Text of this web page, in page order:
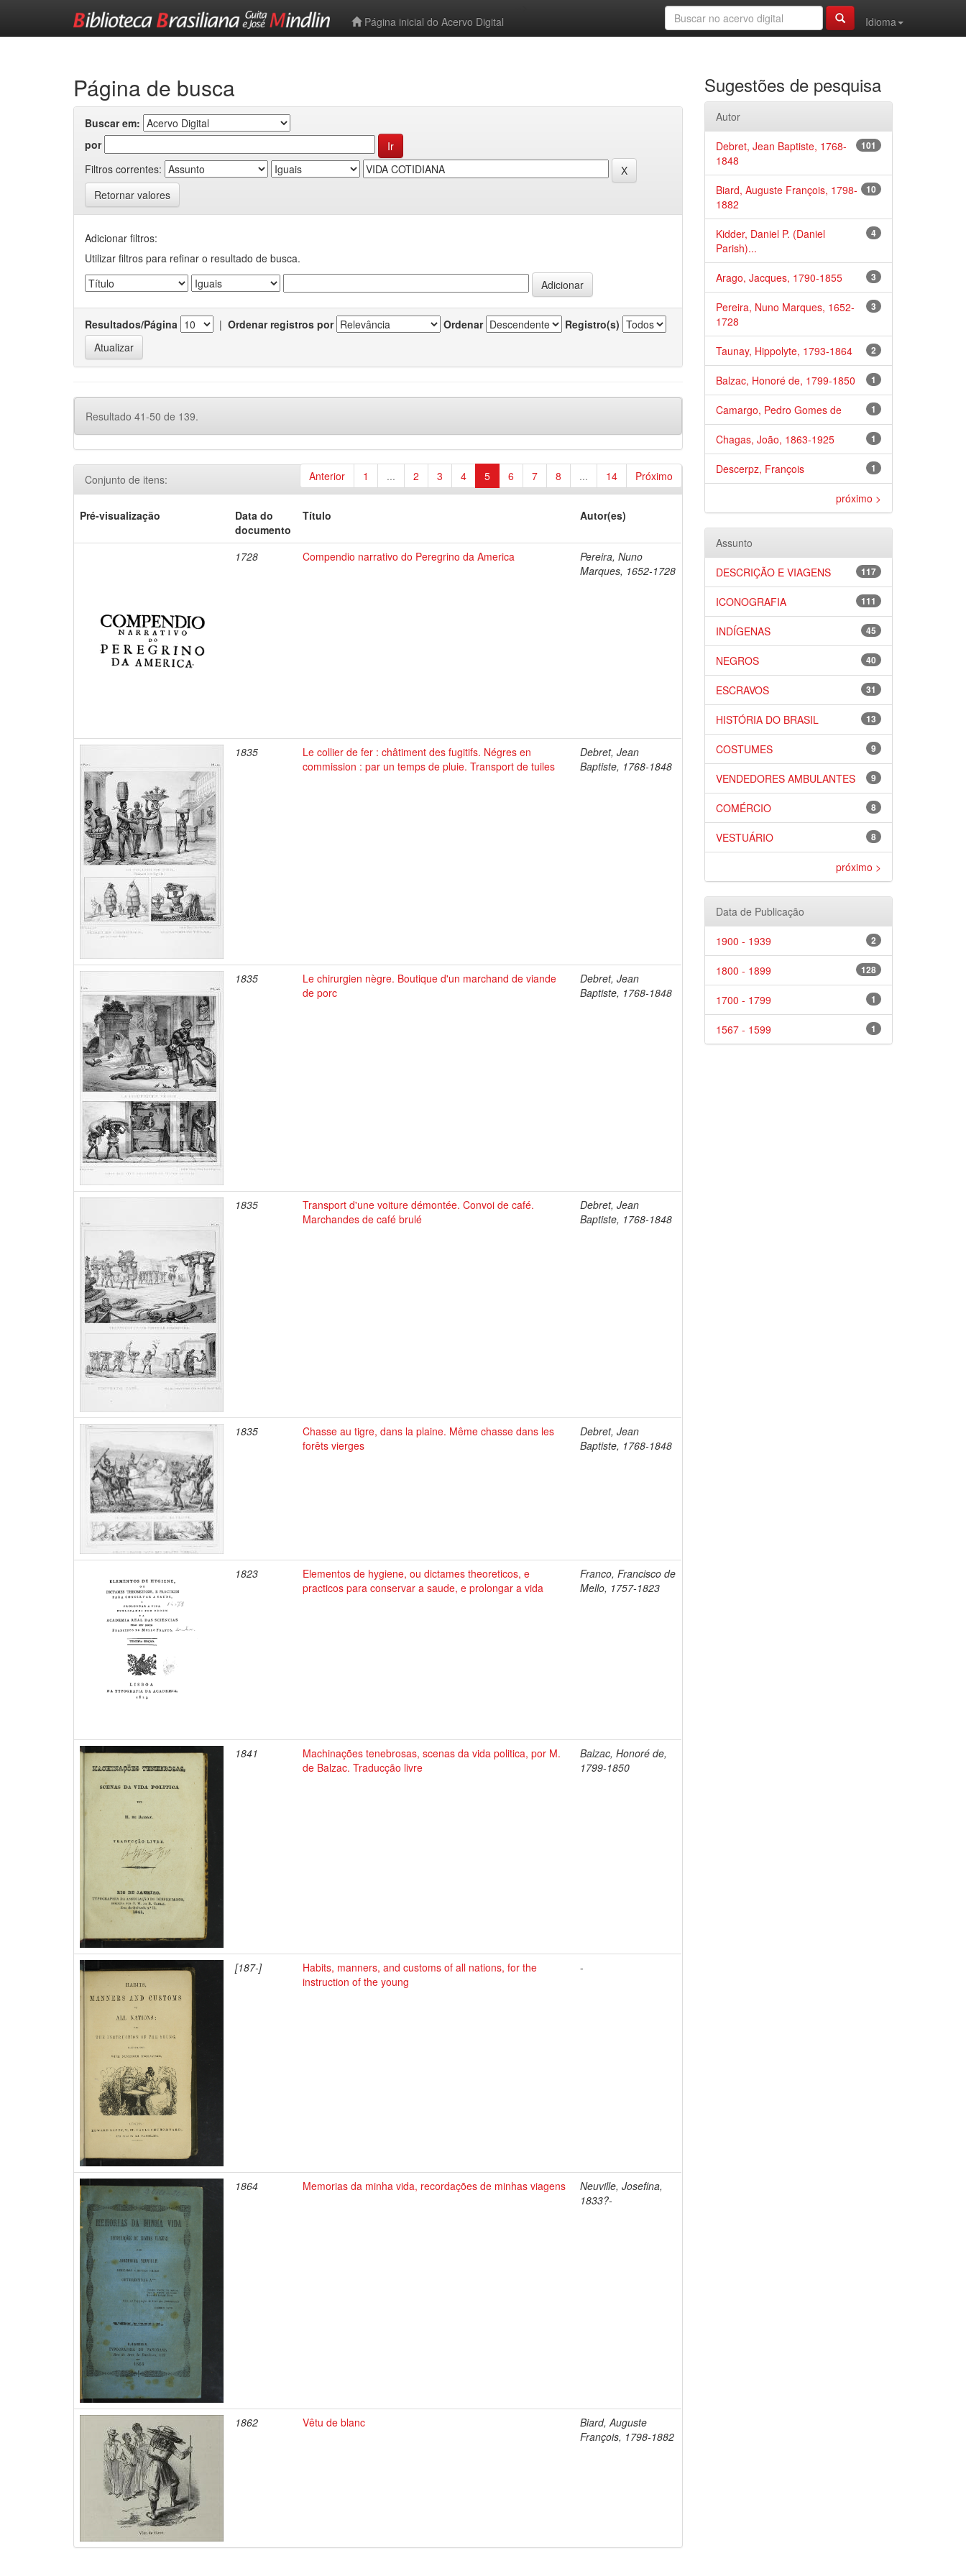
Página inicial do Acervo Digital
Idioma
Página de busca
Buscar em:
por
Filtros correntes:
Retornar valores
Adicionar filtros:
Utilizar filtros para refinar o resultado de busca.
Resultados/Página | Ordenar registros por Ordenar Registro(s)
Resultado 41-50 de 139.
Anterior 1 ... 2 3 4 5 6 7 8 ... 14 Próximo
Conjunto de itens:
Pré-visualização
Data do
documento
Título Autor(es)
1728 Compendio narrativo do Peregrino da America
Pereira, Nuno
Marques, 1652-1728
1835
Le collier de fer : châtiment des fugitifs. Négres en
commission : par un temps de pluie. Transport de tuiles
Debret, Jean
Baptiste, 1768-1848
1835
Le chirurgien nègre. Boutique d'un marchand de viande
de porc
Debret, Jean
Baptiste, 1768-1848
1835
Transport d'une voiture démontée. Convoi de café.
Marchandes de café brulé
Debret, Jean
Baptiste, 1768-1848
1835
Chasse au tigre, dans la plaine. Même chasse dans les
forêts vierges
Debret, Jean
Baptiste, 1768-1848
1823
Elementos de hygiene, ou dictames theoreticos, e
practicos para conservar a saude, e prolongar a vida
Franco, Francisco de
Mello, 1757-1823
1841
Machinações tenebrosas, scenas da vida politica, por M.
de Balzac. Traducção livre
Balzac, Honoré de,
1799-1850
[187-]
Habits, manners, and customs of all nations, for the
instruction of the young
-
1864 Memorias da minha vida, recordações de minhas viagens
Neuville, Josefina,
1833?-
1862 Vêtu de blanc
Biard, Auguste
François, 1798-1882
Sugestões de pesquisa
Autor
101
Debret, Jean Baptiste, 1768-
1848
10
Biard, Auguste François, 1798-
1882
4
Kidder, Daniel P. (Daniel
Parish)...
3
Arago, Jacques, 1790-1855
3
Pereira, Nuno Marques, 1652-
1728
2
Taunay, Hippolyte, 1793-1864
1
Balzac, Honoré de, 1799-1850
1
Camargo, Pedro Gomes de
1
Chagas, João, 1863-1925
1
Descerpz, François
próximo >
Assunto
117
DESCRIÇÃO E VIAGENS
111
ICONOGRAFIA
45
INDÍGENAS
40
NEGROS
31
ESCRAVOS
13
HISTÓRIA DO BRASIL
9
COSTUMES
9
VENDEDORES AMBULANTES
8
COMÉRCIO
8
VESTUÁRIO
próximo >
Data de Publicação
2
1900 - 1939
128
1800 - 1899
1
1700 - 1799
1
1567 - 1599